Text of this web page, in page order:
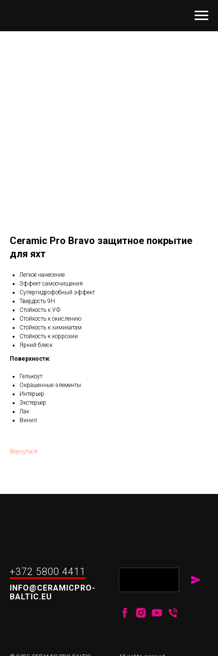
Ceramic Pro Bravo защитное покрытие
для яхт
Легкое нанесение
Эффект самоочищения
Супергидрофобный эффект
Твердость 9Н
Стойкость к УФ
Стойкость к окислению
Стойкость к химикатам
Стойкость к коррозии
Яркий блеск
Поверхности:
Гелькоут
Окрашенные элементы
Интерьер
Экстерьер
Лак
Винил
Вернуться
+372 5800 4411
INFO@CERAMICPRO-
BALTIC.EU